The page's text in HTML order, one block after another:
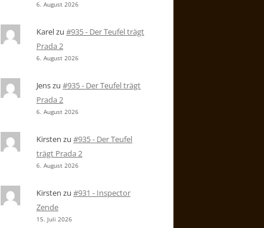
6. August 2026
Karelzu #935 - Der Teufel trägt
Prada 2
6. August 2026
Jenszu #935 - Der Teufel trägt
Prada 2
6. August 2026
Kirsten zu #935 - Der Teufel
trägt Prada 2
6. August 2026
Kirsten zu #931 - Inspector
Zende
15. Juli 2026